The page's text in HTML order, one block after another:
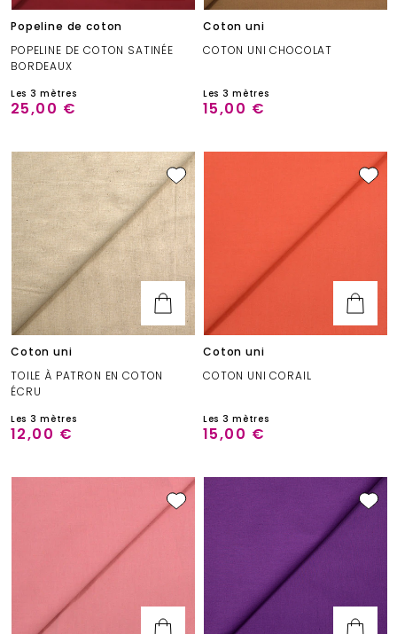
Popeline de coton
POPELINE DE COTON SATINÉE
BORDEAUX
Les 3 mètres
25,00 €
Coton uni
COTON UNI CHOCOLAT
Les 3 mètres
15,00 €
Coton uni
TOILE À PATRON EN COTON
ÉCRU
Les 3 mètres
12,00 €
Coton uni
COTON UNI CORAIL
Les 3 mètres
15,00 €